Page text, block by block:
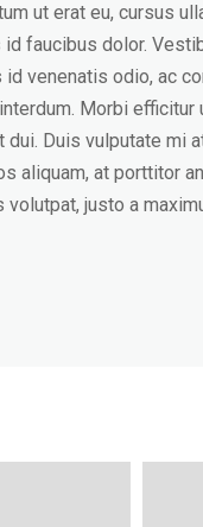
ut erat eu, cursus
id faucibus dolor.
venenatis odio, ac
Morbi
Duis vulputate mi
aliquam, at porttitor
volutpat, justo a